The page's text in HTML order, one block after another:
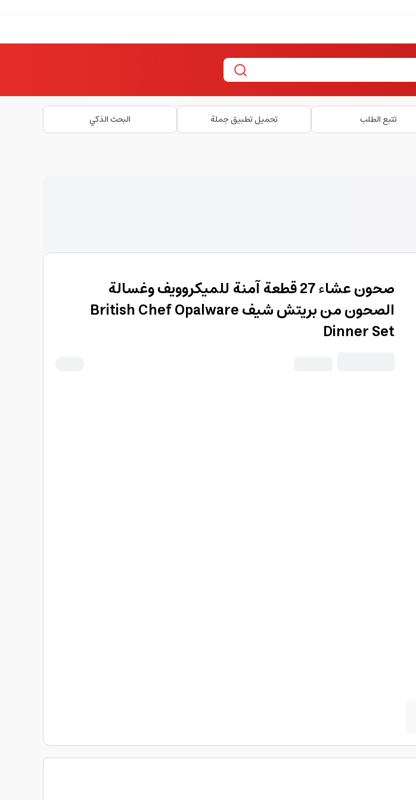
تتبع الطلب تحميل تطبيق جملة البحث الذكي
صحون عشاء 27 قطعة آمنة للميكروويف وغسالة
الصحون من بريتش شيف British Chef Opalware
Dinner Set